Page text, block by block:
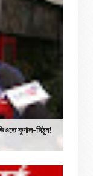
কুণাল-মিঠুন!